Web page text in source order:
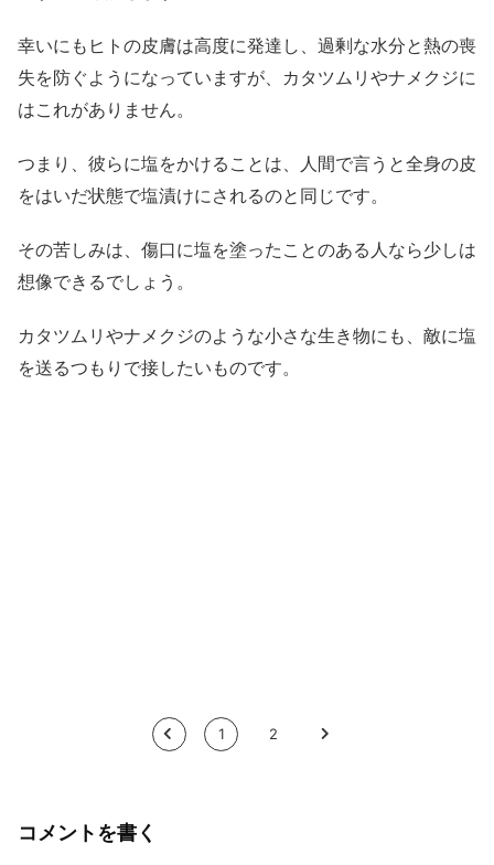
幸いにもヒトの皮膚は高度に発達し、過剰な水分と熱の喪
失を防ぐようになっていますが、カタツムリやナメクジに
はこれがありません。
つまり、彼らに塩をかけることは、人間で言うと全身の皮
をはいだ状態で塩漬けにされるのと同じです。
その苦しみは、傷口に塩を塗ったことのある人なら少しは
想像できるでしょう。
カタツムリやナメクジのような小さな生き物にも、敵に塩
を送るつもりで接したいものです。
< 1 2 >
コメントを書く